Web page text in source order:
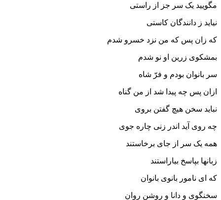
مگویید یک سر جز از راستى
نیاید ز دانندگان کاستى‏
که زان پس که من نزد خسرو شدم
بمشکوى زرین او نو شدم‏
سر بانوان بودم و فرّ شاه
ازان پس چه پیدا شد از من گناه‏
نباید سخن هیچ گفتن بروى
چه روى آید اندر زنى چاره جوى‏
همه یک سر از جاى برخاستند
زبانها بپاسخ بیاراستند
که اى نامور بانوى بانوان
سخن‏گوى و دانا و روشن روان‏